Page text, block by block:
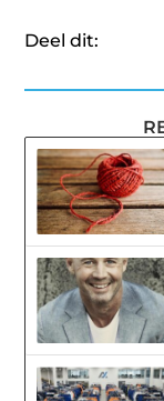
Deel dit: